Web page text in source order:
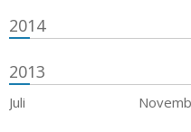
2014
2013
Juli